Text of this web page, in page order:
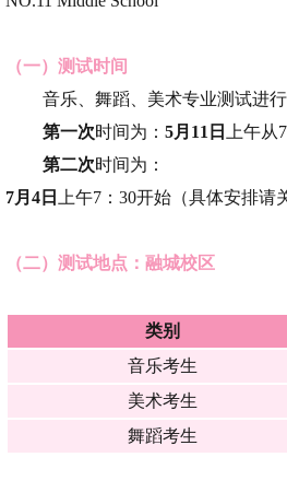
（一）测试时间
音乐、舞蹈、美术专业测试进
第一次时间为：5月11日
上午从
第二次时间为：
7月4日
上午7：30开始 （具体安排请
（二）测试地点：融城校区
类别
音乐考生
美术考生
舞蹈考生